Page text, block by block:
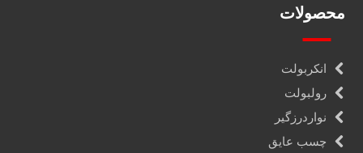
محصولات
انکربولت
رولبولت
نواردرزگیر
چسب عایق